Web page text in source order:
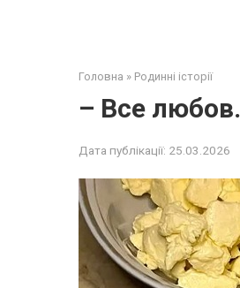
Головна » Родинні історії
– Все
Дата публікації: 25.03.2026